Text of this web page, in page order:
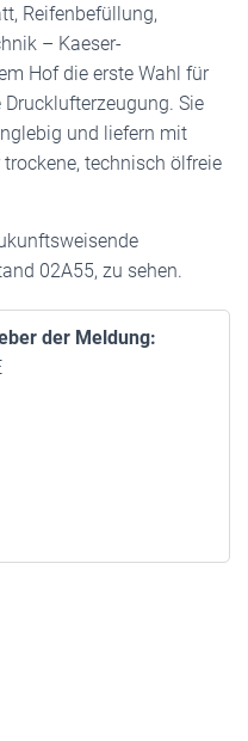
Reifenbefüllung,
– Kaeser-
Hof die erste Wahl für
Sie
und liefern mit
technisch ölfreie
02A55, zu sehen.
der Meldung: